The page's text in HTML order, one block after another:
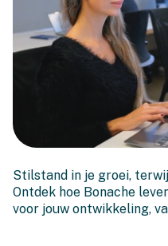
leren inzet als
Stilstand in je groei,
Ontdek hoe Bonache
voor jouw ontwikkeling,